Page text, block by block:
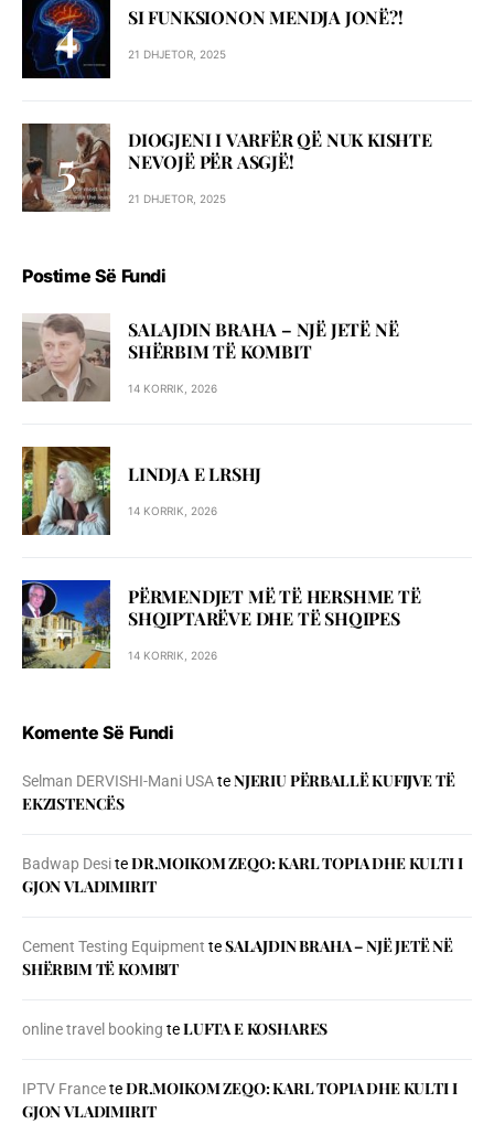
SI FUNKSIONON MENDJA JONË?!
21 DHJETOR, 2025
DIOGJENI I VARFËR QË NUK KISHTE
NEVOJË PËR ASGJË!
21 DHJETOR, 2025
Postime Së Fundi
SALAJDIN BRAHA – NJЁ JETЁ NЁ
SHЁRBIM TЁ KOMBIT
14 KORRIK, 2026
LINDJA E LRSHJ
14 KORRIK, 2026
PËRMENDJET MË TË HERSHME TË
SHQIPTARËVE DHE TË SHQIPES
14 KORRIK, 2026
Komente Së Fundi
Selman DERVISHI-Mani USAteNJERIU PЁRBALLЁ KUFIJVE TЁ
EKZISTENCЁS
Badwap DesiteDR.MOIKOM ZEQO: KARL TOPIA DHE KULTI I
GJON VLADIMIRIT
Cement Testing Equipment teSALAJDIN BRAHA – NJЁ JETЁ NЁ
SHЁRBIM TЁ KOMBIT
online travel booking teLUFTA E KOSHARES
IPTV FranceteDR.MOIKOM ZEQO: KARL TOPIA DHE KULTI I
GJON VLADIMIRIT